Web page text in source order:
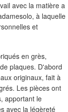
avec la matière a
à laquelle
et
en grès,
plaques. D'abord
originaux, fait à
Les pièces ont
apportant le
avec la légèreté